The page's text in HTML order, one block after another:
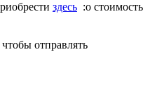
здесь :o стоимость
чтобы отправлять